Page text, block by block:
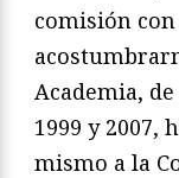
comisión
Academia,
1999 y 2007,
mismo a la